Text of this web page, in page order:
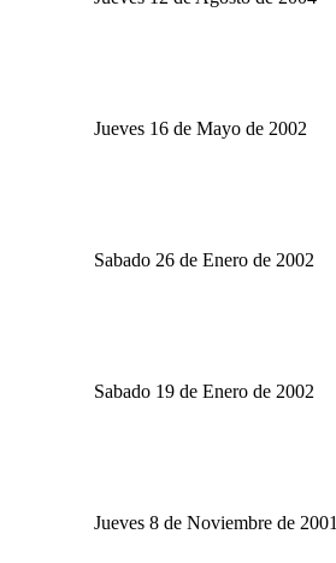
Jueves 16 de Mayo de 2002
Sabado 26 de Enero de 2002
Sabado 19 de Enero de 2002
Jueves 8 de Noviembre de 2001